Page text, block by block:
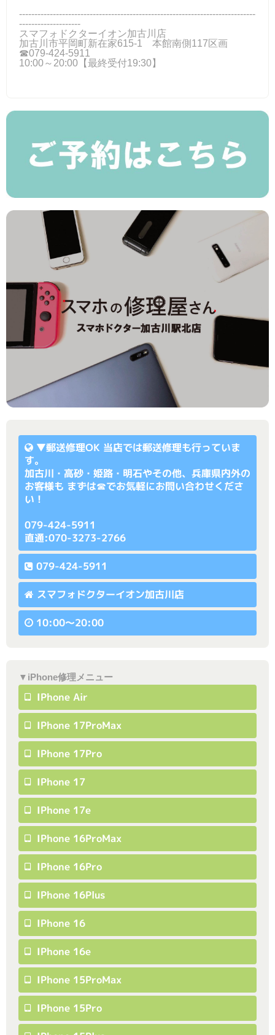
-----------------------------------------------------------------------------
--------------------
スマフォドクターイオン加古川店
加古川市平岡町新在家615-1 本館南側117区画
☎079-424-5911
10:00～20:00【最終受付19:30】
▼郵送修理OK 当店では郵送修理も行っていま
す。
加古川・高砂・姫路・明石やその他、兵庫県内外の
お客様も まずは☎でお気軽にお問い合わせくださ
い！
079-424-5911
直通:070-3273-2766
079-424-5911
スマフォドクターイオン加古川店
10:00〜20:00
▼iPhone修理メニュー
IPhone Air
IPhone 17ProMax
IPhone 17Pro
IPhone 17
IPhone 17e
IPhone 16ProMax
IPhone 16Pro
IPhone 16Plus
IPhone 16
IPhone 16e
IPhone 15ProMax
IPhone 15Pro